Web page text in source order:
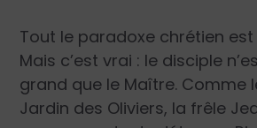
Tout le paradoxe chrétien
Mais c’est vrai : le disciple
grand que le Maître. Comme
Jardin des Oliviers, la frêle